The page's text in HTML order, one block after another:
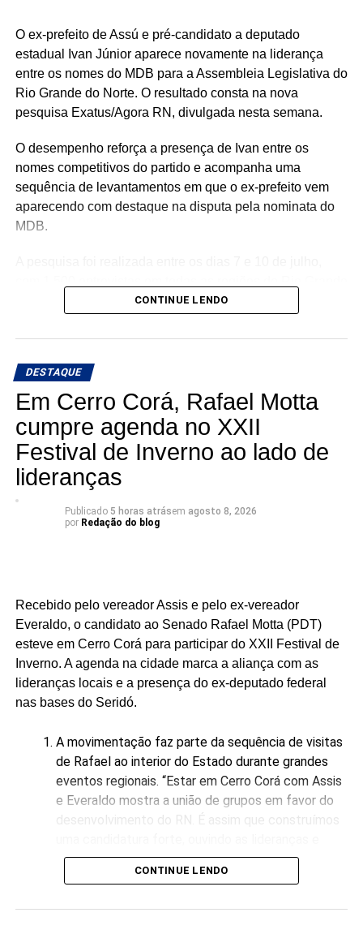
financeiro seja convertido em obras, melhoria dos
serviços públicos, investimentos em infraestrutura e
ações que tragam resultados concretos para os
moradores de São Gonçalo do Amarante.
O ex-prefeito de Assú e pré-candidato a deputado
estadual Ivan Júnior aparece novamente na liderança
entre os nomes do MDB para a Assembleia Legislativa do
Rio Grande do Norte. O resultado consta na nova
pesquisa Exatus/Agora RN, divulgada nesta semana.
O desempenho reforça a presença de Ivan entre os
nomes competitivos do partido e acompanha uma
sequência de levantamentos em que o ex-prefeito vem
aparecendo com destaque na disputa pela nominata do
MDB.
do Norte. O levantamento tem margem de erro de 2,53
registrado na Justiça Eleitoral sob o número RN-
O resultado chega em um momento de expansão da pré-
campanha de Ivan Júnior. O ex-prefeito de Assú, vem
percorrendo diferentes regiões do estado, realizando
reuniões, ouvindo lideranças e fortalecendo alianças.
Nesta semana Ivan Júnior esteve visitando todas as
cidades do Vale.
A liderança dentro da nominata ganha importância
Nesse cenário, aparecer na primeira posição entre os
nomes do MDB representa um dado relevante para o
acompanhamento da pré-campanha.
Para Ivan, o resultado é mais um estímulo para continuar
percorrendo o estado e apresentando suas propostas. “É
que já fizemos e acredita que podemos fazer muito mais
pelo Rio Grande do Norte”, afirmou o pré-candidato em
publicação nas redes sociais.
A nova pesquisa reforça, portanto, o momento de
frente da Prefeitura de Assú em um projeto de
CONTINUE LENDO
DESTAQUE
Em Cerro Corá, Rafael Motta
cumpre agenda no XXII
Festival de Inverno ao lado de
lideranças
Publicado 5 horas atrásem agosto 8, 2026
por Redação do blog
Recebido pelo vereador Assis e pelo ex-vereador
Everaldo, o candidato ao Senado Rafael Motta (PDT)
esteve em Cerro Corá para participar do XXII Festival de
Inverno. A agenda na cidade marca a aliança com as
lideranças locais e a presença do ex-deputado federal
nas bases do Seridó.
A movimentação faz parte da sequência de visitas
de Rafael ao interior do Estado durante grandes
eventos regionais. “Estar em Cerro Corá com Assis
e Everaldo mostra a união de grupos em favor do
desenvolvimento do RN. É assim que construímos
garantindo representatividade direta para o
município no Senado”, declarou Rafael Motta.
CONTINUE LENDO